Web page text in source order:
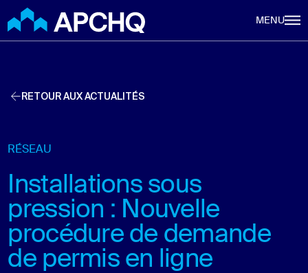
MENU
RETOUR AUX ACTUALITÉS
RÉSEAU
Installations sous
pression : Nouvelle
procédure de demande
de permis en ligne